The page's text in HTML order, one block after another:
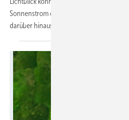
Sonnenstrom optimiert nutzen, sondern
darüber hinaus brauchen preisoptimiert